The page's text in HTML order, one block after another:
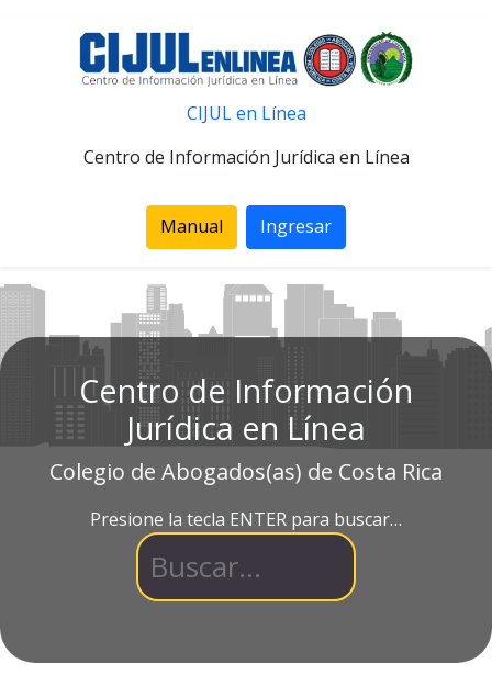
CIJUL en Línea
Centro de Información Jurídica en Línea
Manual Ingresar
Centro de Información
Jurídica en Línea
Colegio de Abogados(as) de Costa Rica
Presione la tecla ENTER para buscar…